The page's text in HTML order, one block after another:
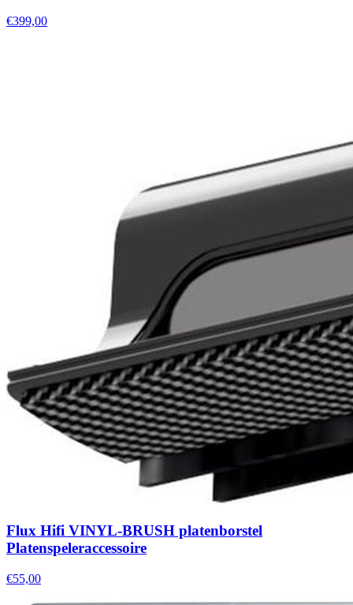
€399,00
Flux Hifi VINYL-BRUSH platenborstel
Platenspeleraccessoire
€55,00